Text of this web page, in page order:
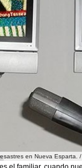
en Nueva Esparta.